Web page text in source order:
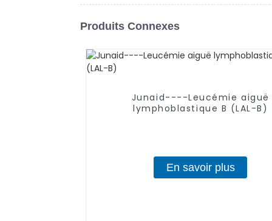
Produits Connexes
Junaid----Leucémie aiguë
lymphoblastique B (LAL-B)
En savoir plus